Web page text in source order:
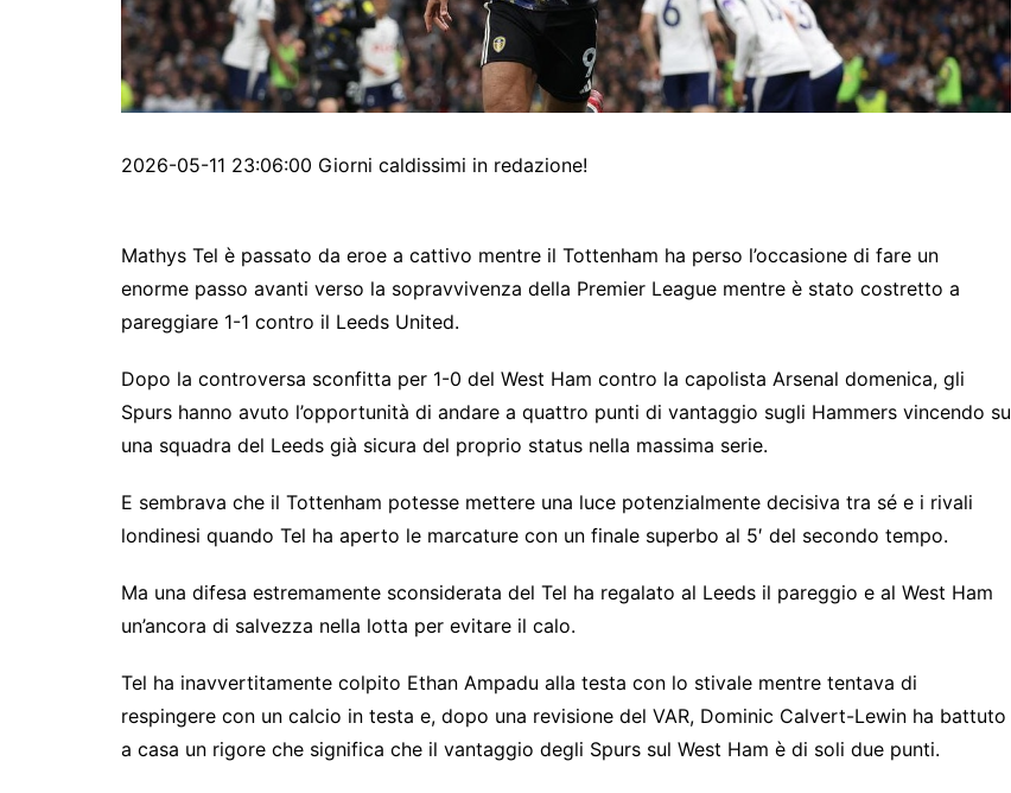
2026-05-11 23:06:00 Giorni caldissimi in redazione!
Mathys Tel è passato da eroe a cattivo mentre il Tottenham ha perso l’occasione di fare un
enorme passo avanti verso la sopravvivenza della Premier League mentre è stato costretto a
pareggiare 1-1 contro il Leeds United.
Dopo la controversa sconfitta per 1-0 del West Ham contro la capolista Arsenal domenica, gli
Spurs hanno avuto l’opportunità di andare a quattro punti di vantaggio sugli Hammers vincendo su
una squadra del Leeds già sicura del proprio status nella massima serie.
E sembrava che il Tottenham potesse mettere una luce potenzialmente decisiva tra sé e i rivali
londinesi quando Tel ha aperto le marcature con un finale superbo al 5′ del secondo tempo.
Ma una difesa estremamente sconsiderata del Tel ha regalato al Leeds il pareggio e al West Ham
un’ancora di salvezza nella lotta per evitare il calo.
Tel ha inavvertitamente colpito Ethan Ampadu alla testa con lo stivale mentre tentava di
respingere con un calcio in testa e, dopo una revisione del VAR, Dominic Calvert-Lewin ha battuto
a casa un rigore che significa che il vantaggio degli Spurs sul West Ham è di soli due punti.